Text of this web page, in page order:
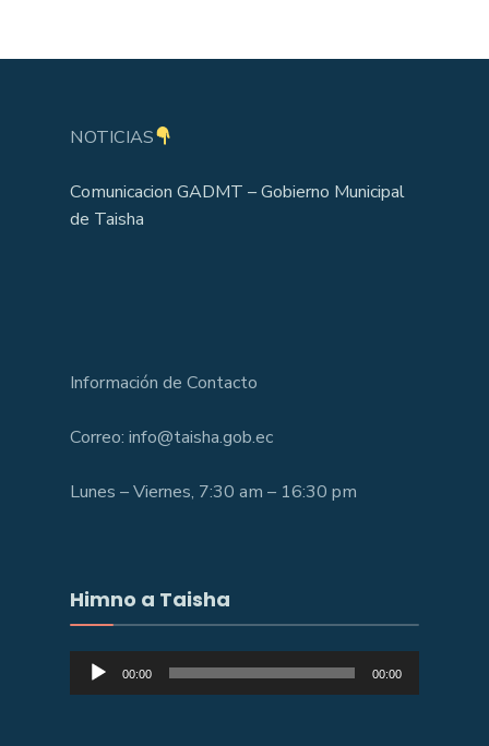
NOTICIAS
Comunicacion GADMT – Gobierno Municipal
de Taisha
Información de Contacto
Correo: info@taisha.gob.ec
Lunes – Viernes, 7:30 am – 16:30 pm
Himno a Taisha
Reproductor
de
00:00 00:00